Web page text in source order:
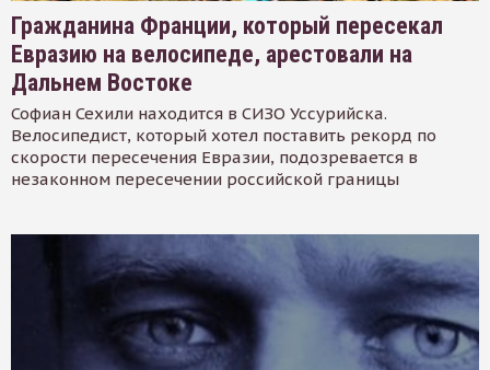
Гражданина Франции, который пересекал
Евразию на велосипеде, арестовали на
Дальнем Востоке
Софиан Сехили находится в СИЗО Уссурийска.
Велосипедист, который хотел поставить рекорд по
скорости пересечения Евразии, подозревается в
незаконном пересечении российской границы